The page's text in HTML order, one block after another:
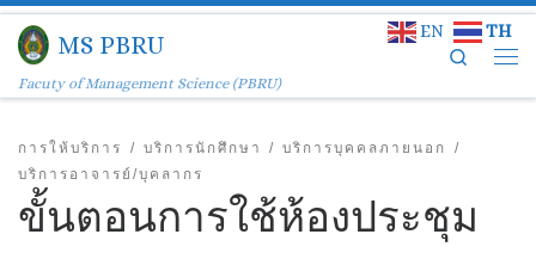
Skip to content
MS PBRU
Facuty of Management Science (PBRU)
Search
การให้บริการ บริการนักศึกษา
บริการบุคคลภายนอก
บริการอาจารย์/บุคลากร
ขั้นตอนการใช้ห้องประชุม
EN TH